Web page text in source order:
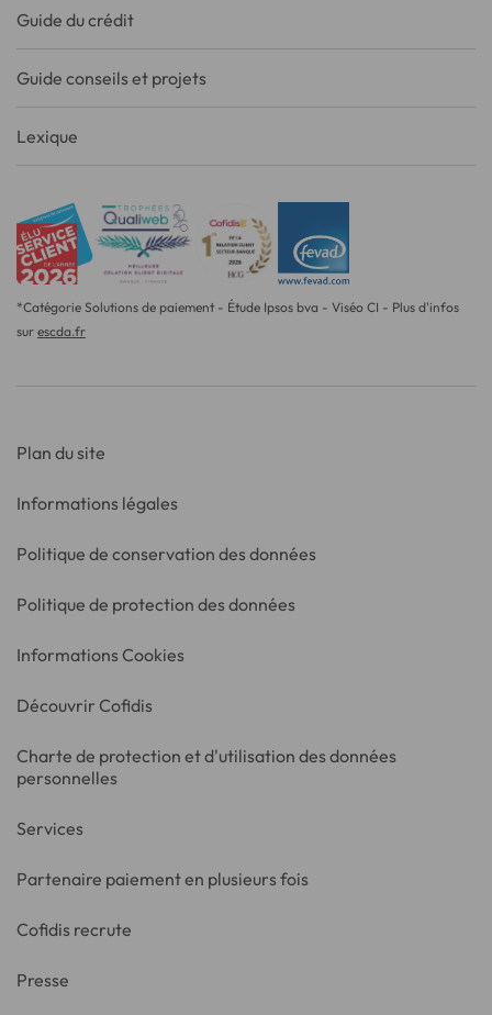
Guide du crédit
Guide conseils et projets
Lexique
*Catégorie Solutions de paiement - Étude Ipsos bva - Viséo CI - Plus d'infos
sur escda.fr
Plan du site
Informations légales
Politique de conservation des données
Politique de protection des données
Informations Cookies
Découvrir Cofidis
Charte de protection et d'utilisation des données
personnelles
Services
Partenaire paiement en plusieurs fois
Cofidis recrute
Presse